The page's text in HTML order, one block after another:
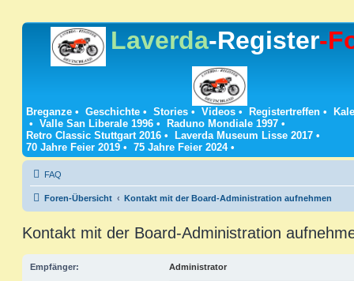
Laverda-Register-
Breganze • Geschichte • Stories • Videos • Registertreffen •
• Valle San Liberale 1996 • Raduno Mondiale 1997 •
Retro Classic Stuttgart 2016 • Laverda Museum Lisse 2017 •
70 Jahre Feier 2019 • 75 Jahre Feier 2024•
FAQ
Foren-Übersicht Kontakt mit der Board-Administration aufnehmen
Kontakt mit der Board-Administration
Empfänger: Administrator